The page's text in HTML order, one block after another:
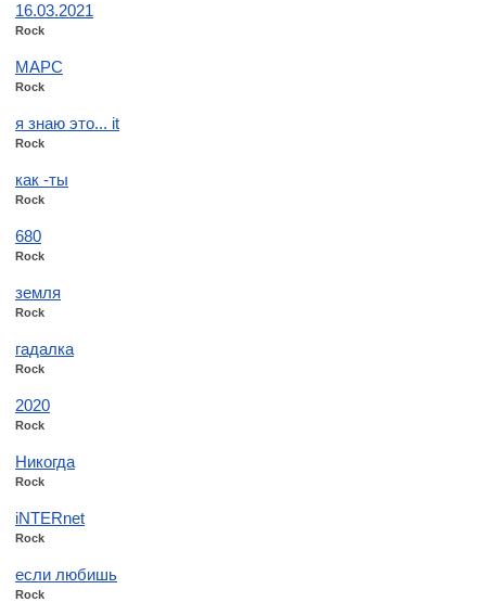
16.03.2021
Rock
МАРС
Rock
я знаю это... it
Rock
как -ты
Rock
680
Rock
земля
Rock
гадалка
Rock
2020
Rock
Никогда
Rock
iNTERnet
Rock
если любишь
Rock